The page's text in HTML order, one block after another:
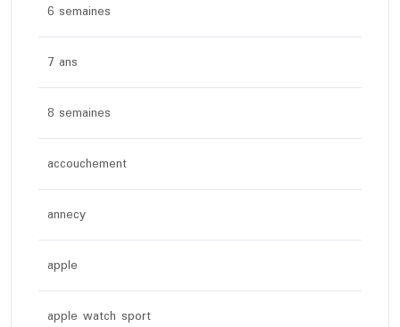
6 semaines
7 ans
8 semaines
accouchement
annecy
apple
apple watch sport